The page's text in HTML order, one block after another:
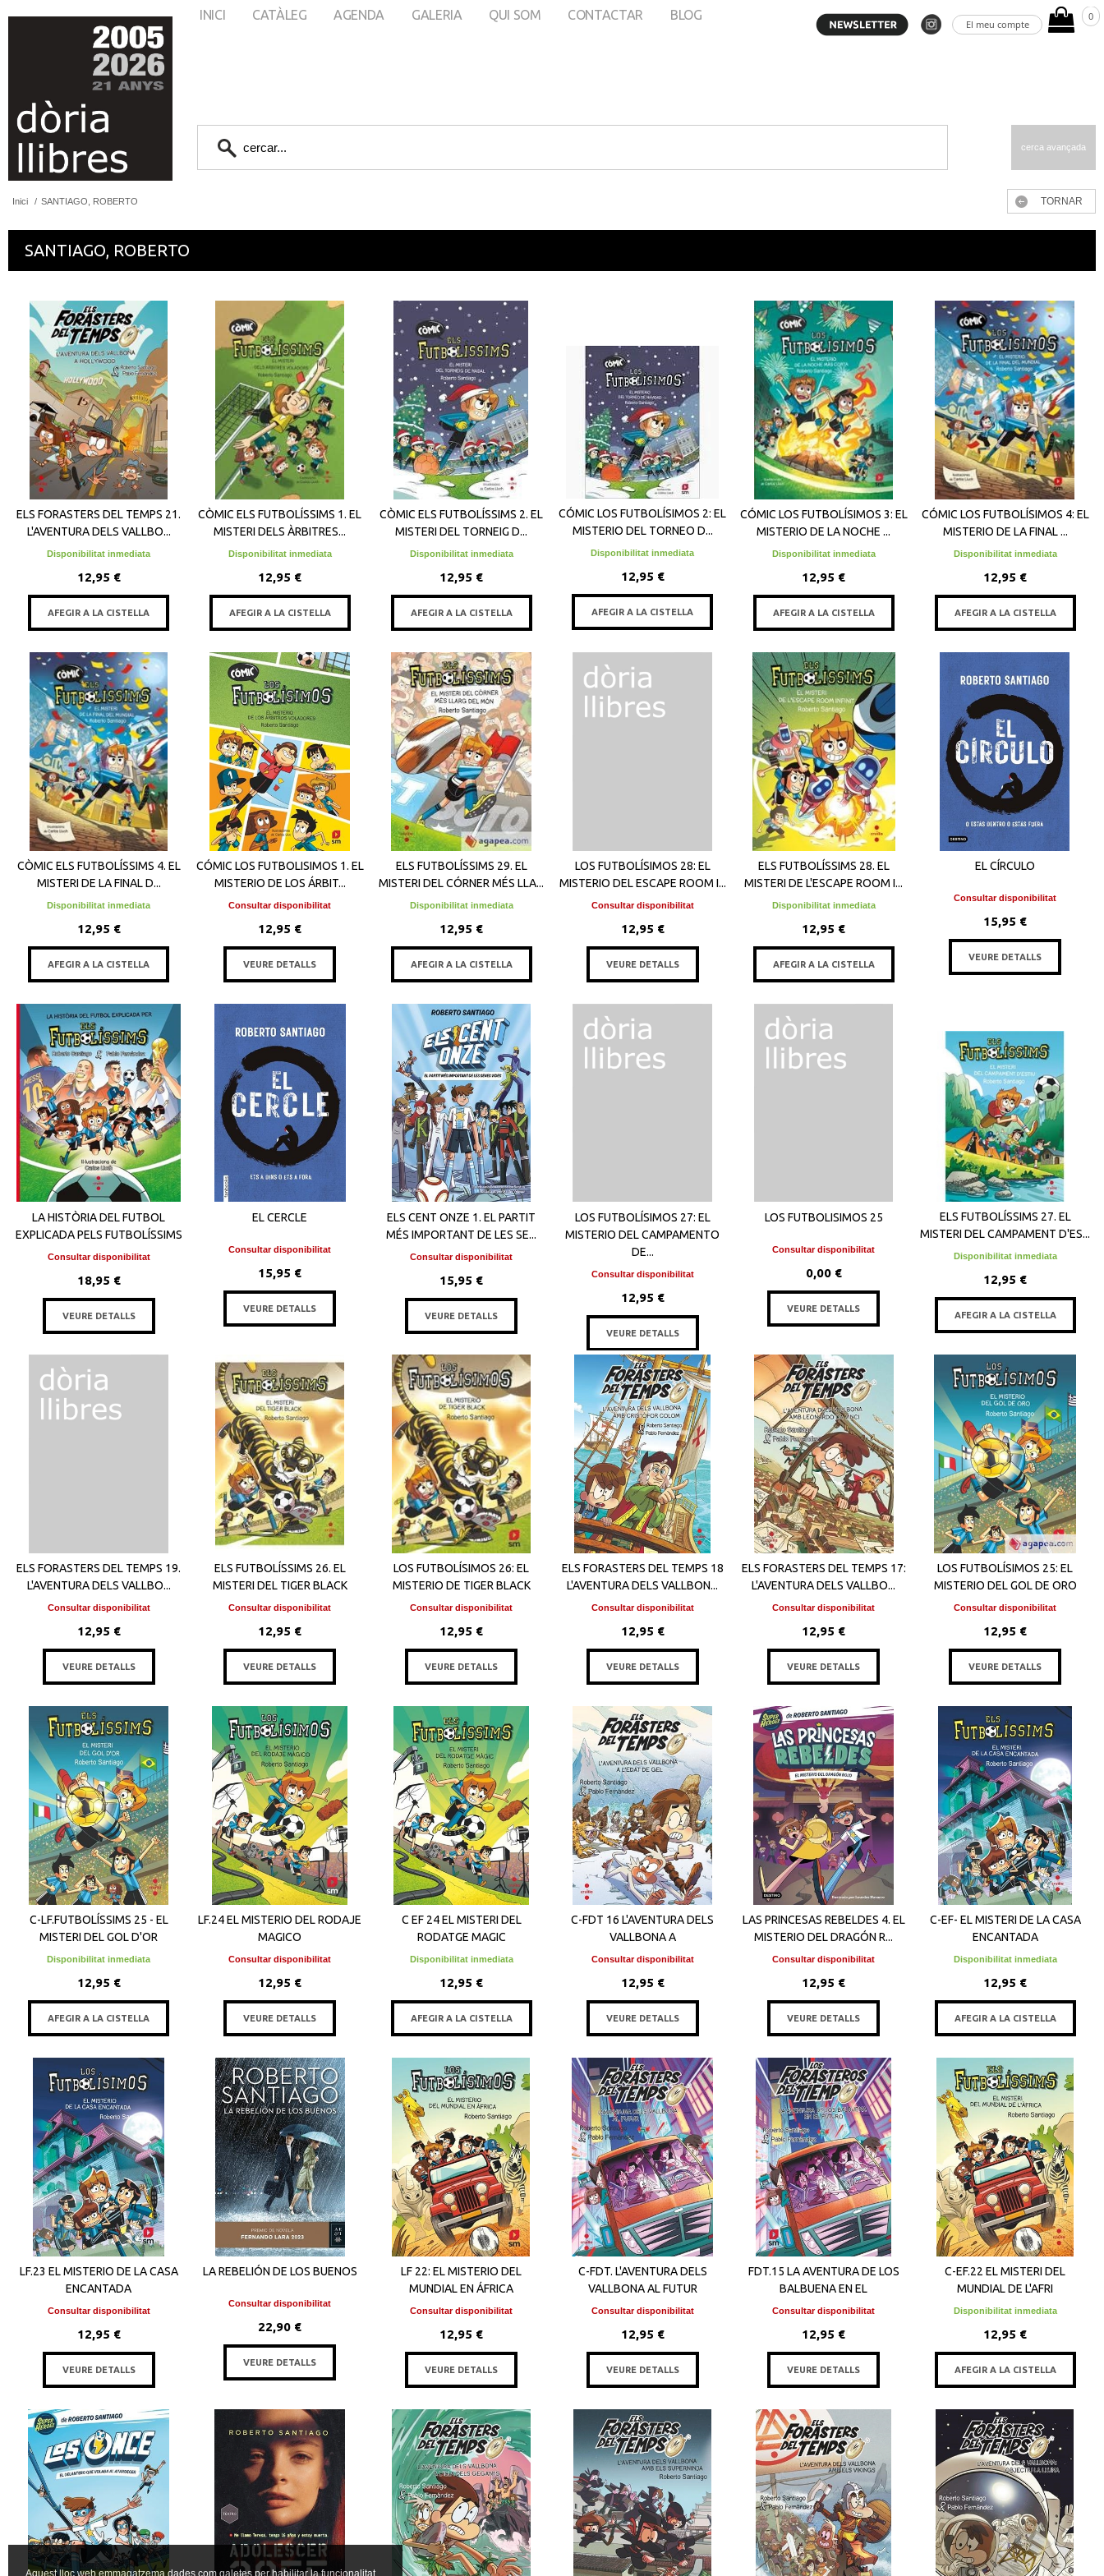
El meu compte
0
INICI CATÀLEG AGENDA GALERIA QUI SOM CONTACTAR BLOG
cerca avançada
Inici / SANTIAGO, ROBERTO TORNAR
SANTIAGO, ROBERTO
ELS FORASTERS DEL TEMPS 21.
L'AVENTURA DELS VALLBO...
Disponibilitat inmediata
12,95 €
AFEGIR A LA CISTELLA
CÒMIC ELS FUTBOLÍSSIMS 1. EL
MISTERI DELS ÀRBITRES...
Disponibilitat inmediata
12,95 €
AFEGIR A LA CISTELLA
CÒMIC ELS FUTBOLÍSSIMS 2. EL
MISTERI DEL TORNEIG D...
Disponibilitat inmediata
12,95 €
AFEGIR A LA CISTELLA
CÓMIC LOS FUTBOLÍSIMOS 2: EL
MISTERIO DEL TORNEO D...
Disponibilitat inmediata
12,95 €
AFEGIR A LA CISTELLA
CÓMIC LOS FUTBOLÍSIMOS 3: EL
MISTERIO DE LA NOCHE ...
Disponibilitat inmediata
12,95 €
AFEGIR A LA CISTELLA
CÓMIC LOS FUTBOLÍSIMOS 4: EL
MISTERIO DE LA FINAL ...
Disponibilitat inmediata
12,95 €
AFEGIR A LA CISTELLA
CÒMIC ELS FUTBOLÍSSIMS 4. EL
MISTERI DE LA FINAL D...
Disponibilitat inmediata
12,95 €
AFEGIR A LA CISTELLA
CÓMIC LOS FUTBOLISIMOS 1. EL
MISTERIO DE LOS ÁRBIT...
Consultar disponibilitat
12,95 €
VEURE DETALLS
ELS FUTBOLÍSSIMS 29. EL
MISTERI DEL CÓRNER MÉS LLA...
Disponibilitat inmediata
12,95 €
AFEGIR A LA CISTELLA
LOS FUTBOLÍSIMOS 28: EL
MISTERIO DEL ESCAPE ROOM I...
Consultar disponibilitat
12,95 €
VEURE DETALLS
ELS FUTBOLÍSSIMS 28. EL
MISTERI DE L'ESCAPE ROOM I...
Disponibilitat inmediata
12,95 €
AFEGIR A LA CISTELLA
EL CÍRCULO
Consultar disponibilitat
15,95 €
VEURE DETALLS
LA HISTÒRIA DEL FUTBOL
EXPLICADA PELS FUTBOLÍSSIMS
Consultar disponibilitat
18,95 €
VEURE DETALLS
EL CERCLE
Consultar disponibilitat
15,95 €
VEURE DETALLS
ELS CENT ONZE 1. EL PARTIT
MÉS IMPORTANT DE LES SE...
Consultar disponibilitat
15,95 €
VEURE DETALLS
LOS FUTBOLÍSIMOS 27: EL
MISTERIO DEL CAMPAMENTO
DE...
Consultar disponibilitat
12,95 €
VEURE DETALLS
LOS FUTBOLISIMOS 25
Consultar disponibilitat
0,00 €
VEURE DETALLS
ELS FUTBOLÍSSIMS 27. EL
MISTERI DEL CAMPAMENT D'ES...
Disponibilitat inmediata
12,95 €
AFEGIR A LA CISTELLA
ELS FORASTERS DEL TEMPS 19.
L'AVENTURA DELS VALLBO...
Consultar disponibilitat
12,95 €
VEURE DETALLS
ELS FUTBOLÍSSIMS 26. EL
MISTERI DEL TIGER BLACK
Consultar disponibilitat
12,95 €
VEURE DETALLS
LOS FUTBOLÍSIMOS 26: EL
MISTERIO DE TIGER BLACK
Consultar disponibilitat
12,95 €
VEURE DETALLS
ELS FORASTERS DEL TEMPS 18
L'AVENTURA DELS VALLBON...
Consultar disponibilitat
12,95 €
VEURE DETALLS
ELS FORASTERS DEL TEMPS 17:
L'AVENTURA DELS VALLBO...
Consultar disponibilitat
12,95 €
VEURE DETALLS
LOS FUTBOLÍSIMOS 25: EL
MISTERIO DEL GOL DE ORO
Consultar disponibilitat
12,95 €
VEURE DETALLS
C-LF.FUTBOLÍSSIMS 25 - EL
MISTERI DEL GOL D'OR
Disponibilitat inmediata
12,95 €
AFEGIR A LA CISTELLA
LF.24 EL MISTERIO DEL RODAJE
MAGICO
Consultar disponibilitat
12,95 €
VEURE DETALLS
C EF 24 EL MISTERI DEL
RODATGE MAGIC
Disponibilitat inmediata
12,95 €
AFEGIR A LA CISTELLA
C-FDT 16 L'AVENTURA DELS
VALLBONA A
Consultar disponibilitat
12,95 €
VEURE DETALLS
LAS PRINCESAS REBELDES 4. EL
MISTERIO DEL DRAGÓN R...
Consultar disponibilitat
12,95 €
VEURE DETALLS
C-EF- EL MISTERI DE LA CASA
ENCANTADA
Disponibilitat inmediata
12,95 €
AFEGIR A LA CISTELLA
LF.23 EL MISTERIO DE LA CASA
ENCANTADA
Consultar disponibilitat
12,95 €
VEURE DETALLS
LA REBELIÓN DE LOS BUENOS
Consultar disponibilitat
22,90 €
VEURE DETALLS
LF 22: EL MISTERIO DEL
MUNDIAL EN ÁFRICA
Consultar disponibilitat
12,95 €
VEURE DETALLS
C-FDT. L'AVENTURA DELS
VALLBONA AL FUTUR
Consultar disponibilitat
12,95 €
VEURE DETALLS
FDT.15 LA AVENTURA DE LOS
BALBUENA EN EL
Consultar disponibilitat
12,95 €
VEURE DETALLS
C-EF.22 EL MISTERI DEL
MUNDIAL DE L'AFRI
Disponibilitat inmediata
12,95 €
AFEGIR A LA CISTELLA
Aquest lloc web emmagatzema dades com galetes per habilitar la funcionalitat